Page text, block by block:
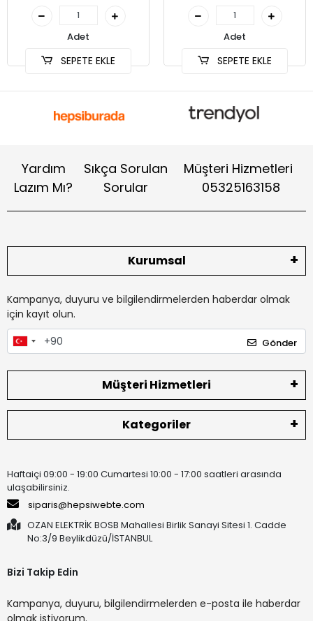
Adet
SEPETE EKLE
Adet
SEPETE EKLE
Yardım
Lazım Mı?
Sıkça Sorulan
Sorular
Müşteri Hizmetleri
05325163158
Kurumsal
Kampanya, duyuru ve bilgilendirmelerden haberdar olmak
için kayıt olun.
Gönder
Müşteri Hizmetleri
Kategoriler
Haftaiçi 09:00 - 19:00 Cumartesi 10:00 - 17:00 saatleri arasında
ulaşabilirsiniz.
siparis@hepsiwebte.com
OZAN ELEKTRİK BOSB Mahallesi Birlik Sanayi Sitesi 1. Cadde
No:3/9 Beylikdüzü/İSTANBUL
Bizi Takip Edin
Kampanya, duyuru, bilgilendirmelerden e-posta ile haberdar
olmak istiyorum.